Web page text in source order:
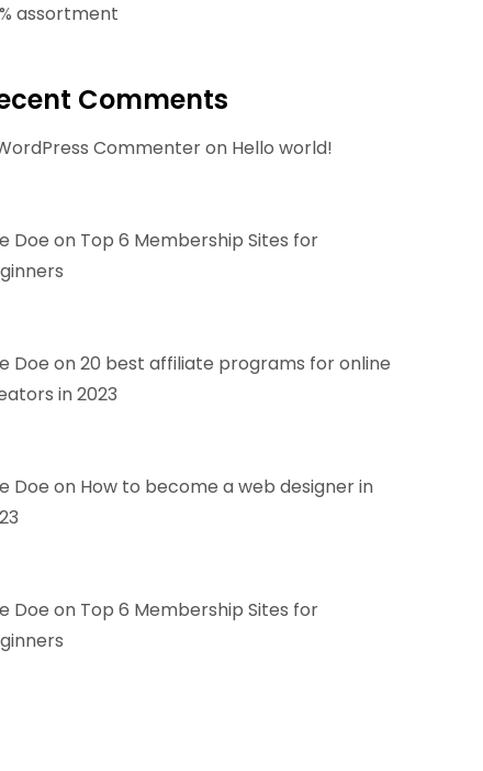
assortment
Comments
Commenteron Hello world!
Doe on Top 6 Membership Sites for
Doe on20 best affiliate programs for online
in 2023
Doe on How to become a web designer in
Doe on Top 6 Membership Sites for